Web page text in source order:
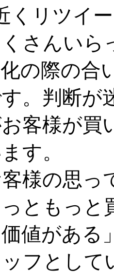
くリツイ
さんいら
の際の合
。判断が
お客様が
す。
様の思っ
ともっと
値がある
フとして